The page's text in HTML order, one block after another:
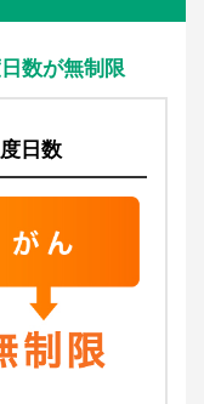
数が無制限
日数